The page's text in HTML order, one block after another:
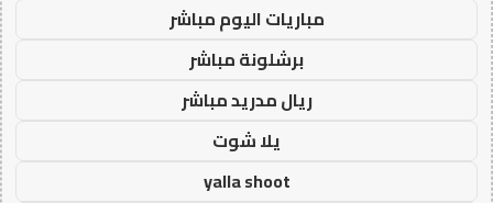
مباريات اليوم مباشر
برشلونة مباشر
ريال مدريد مباشر
يلا شوت
yalla shoot